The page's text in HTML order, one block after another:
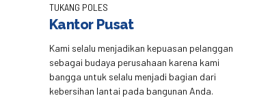
TUKANG POLES
Kantor Pusat
Kami selalu menjadikan kepuasan pelanggan
sebagai budaya perusahaan karena kami
bangga untuk selalu menjadi bagian dari
kebersihan lantai pada bangunan Anda.